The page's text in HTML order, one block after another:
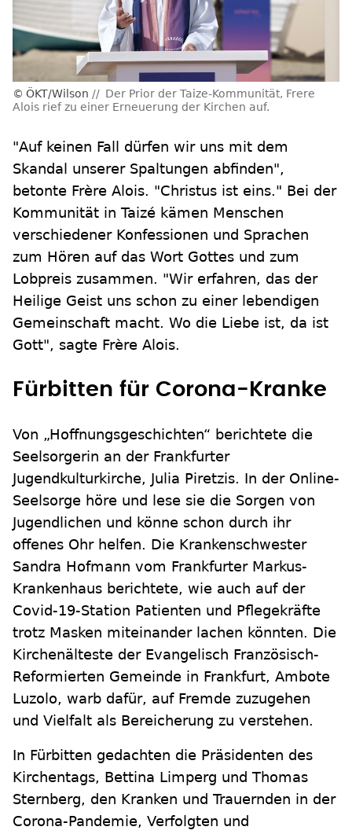
ÖKT/Wilson
Der Prior der Taize-Kommunität, Frere
Alois rief zu einer Erneuerung der Kirchen auf.
"Auf keinen Fall dürfen wir uns mit dem
Skandal unserer Spaltungen abfinden",
betonte Frère Alois. "Christus ist eins." Bei der
Kommunität in Taizé kämen Menschen
verschiedener Konfessionen und Sprachen
zum Hören auf das Wort Gottes und zum
Lobpreis zusammen. "Wir erfahren, das der
Heilige Geist uns schon zu einer lebendigen
Gemeinschaft macht. Wo die Liebe ist, da ist
Gott", sagte Frère Alois.
Fürbitten für Corona-Kranke
Von „Hoffnungsgeschichten“ berichtete die
Seelsorgerin an der Frankfurter
Jugendkulturkirche, Julia Piretzis. In der Online-
Seelsorge höre und lese sie die Sorgen von
Jugendlichen und könne schon durch ihr
offenes Ohr helfen. Die Krankenschwester
Sandra Hofmann vom Frankfurter Markus-
Krankenhaus berichtete, wie auch auf der
Covid-19-Station Patienten und Pflegekräfte
trotz Masken miteinander lachen könnten. Die
Kirchenälteste der Evangelisch Französisch-
Reformierten Gemeinde in Frankfurt, Ambote
Luzolo, warb dafür, auf Fremde zuzugehen
und Vielfalt als Bereicherung zu verstehen.
In Fürbitten gedachten die Präsidenten des
Kirchentags, Bettina Limperg und Thomas
Sternberg, den Kranken und Trauernden in der
Corona-Pandemie, Verfolgten und